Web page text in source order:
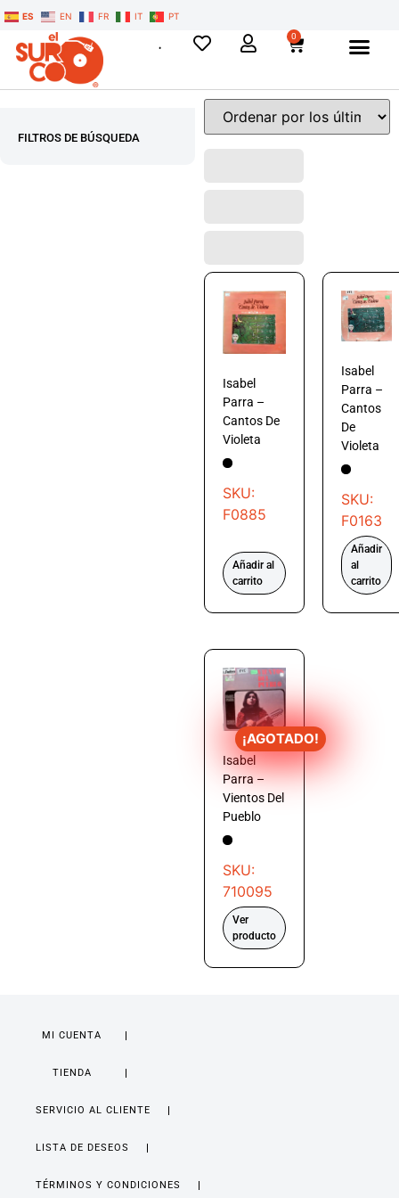
ES EN FR IT PT
0
FILTROS DE BÚSQUEDA
Isabel
Parra –
Cantos De
Violeta
SKU:
F0885
Añadir al
carrito
Isabel
Parra –
Cantos
De
Violeta
SKU:
F0163
Añadir
al
carrito
¡AGOTADO!
Isabel
Parra –
Vientos Del
Pueblo
SKU:
710095
Ver
producto
MI CUENTA
TIENDA
SERVICIO AL CLIENTE
LISTA DE DESEOS
TÉRMINOS Y CONDICIONES